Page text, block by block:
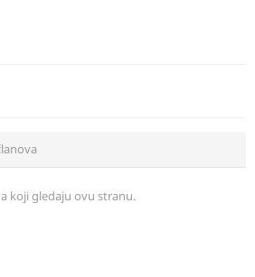
koji gledaju ovu stranu.